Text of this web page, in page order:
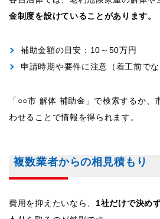
金制度を設けていることがあります。
補助金額の目安：10～50万円
申請時期や要件に注意（着工前でな
「○○市 解体 補助金」で検索するか、
わせることで情報を得られます。
複数業者からの相見積もり
費用を抑えたいなら、 1社だけで決め